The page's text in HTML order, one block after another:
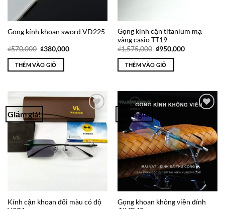
Gọng kính khoan sword VD225
₫570,000 Giá
là:
₫570,000.
₫380,000Giá
THÊM VÀO GIỎ
Gọng kính cận titanium mạ
vàng casio TT19
₫1,575,000 Giá
là:
₫1,575,000.
₫950,000Giá
THÊM VÀO GIỎ
Giảm giá!
Add to
Wishlist
Kính cận khoan đổi màu có độ
Giảm giá!
Wishlist
Gọng khoan không viền đính